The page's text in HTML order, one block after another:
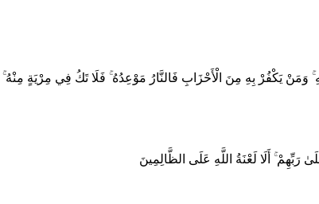
يَكْفُرْ بِهِ مِنَ الْأَحْزَابِ فَالنَّارُ مَوْعِدُهُ ۚ فَلَا تَكُ فِي مِرْيَةٍ مِنْهُ
أَلَا لَعْنَةُ اللَّهِ عَلَى الظَّالِمِينَ